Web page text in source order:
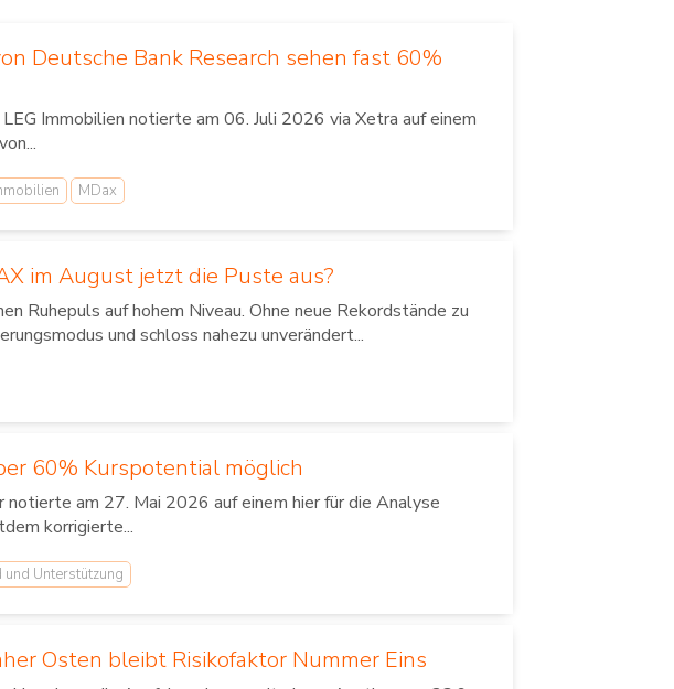
Deutsche Bank Research sehen fast 60%
Immobilien notierte am 06. Juli 2026 via Xetra auf einem
MDax
im August jetzt die Puste aus?
Ruhepuls auf hohem Niveau. Ohne neue Rekordstände zu
und schloss nahezu unverändert...
60% Kurspotential möglich
am 27. Mai 2026 auf einem hier für die Analyse
korrigierte...
Unterstützung
Osten bleibt Risikofaktor Nummer Eins